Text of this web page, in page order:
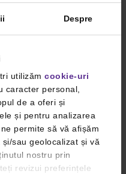
Despre
utilizăm cookie-uri
caracter personal,
de a oferi și
și pentru analizarea
permite să vă afișăm
sau geolocalizat și vă
nostru prin
revizui preferințele